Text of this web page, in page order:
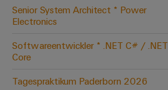
Senior System Architect * Power
Electronics
Softwareentwickler * .NET C# / .NET
Core
Tagespraktikum Paderborn 2026